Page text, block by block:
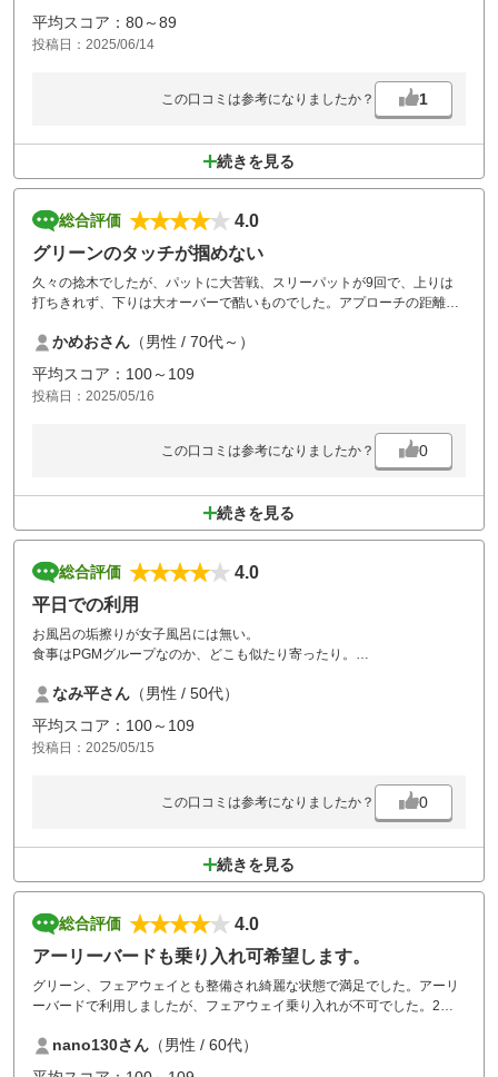
上り3ホールまで前組が見える状態でしたが…と伝えても
「前組にもお伝えします…」と・・・
前組いるのに どの様に早く廻ればいいのか？
スタート時間から上がった時間確認してみると、2時間15~20分以内でラ
ウンドしているのにも関わらず、この様な言葉を平然と伝えるのは如何
キャディマスター室からの指示なのか…確認しても 何とも云わず・・・
コースは良いのに、このようなスタッフの使え方ひとつで スゴク残念に
思えた
平均スコア：80～89
投稿日：2025/06/14
この口コミは参考になりましたか？ 1
続きを見る
総合評価
4.0
グリーンのタッチが掴めない
久々の捻木でしたが、パットに大苦戦、スリーパットが9回で、上りは
打ちきれず、下りは大オーバーで酷いものでした。アプローチの距離感
ショットも、左足下がりと爪先下がりのラインでトップかチョロばか
り、何とかならんかなー、お手上げ状態でした。
コースは五月の緑が鮮やかで、申し分ない程綺麗です。
グリーン回りのラフの芝が未だ生え揃っておらず、アプローチがチャッ
後、バンカーは雨後で固まっていたのか、カチカチでした。
ここの食事は、丼物とかご飯ものの種類がそこそこ有るので、次に何食
今回は、ビビンバを頂きました。美味しかったです。
かめおさん （男性 / 70代～）
平均スコア：100～109
投稿日：2025/05/16
この口コミは参考になりましたか？ 0
続きを見る
総合評価
4.0
平日での利用
お風呂の垢擦りが女子風呂には無い。
食事はPGMグループなのか、どこも似たり寄ったり。
だったので遅かったですが、平日なので仕方ありませんね。許容範囲で
す。
やはりゴルフは平日に限りますね。
なみ平さん （男性 / 50代）
平均スコア：100～109
投稿日：2025/05/15
この口コミは参考になりましたか？ 0
続きを見る
総合評価
4.0
アーリーバードも乗り入れ可希望します。
グリーン、フェアウェイとも整備され綺麗な状態で満足でした。アーリ
ーバードで利用しましたが、フェアウェイ乗り入れが不可でした。2サ
nano130さん （男性 / 60代）